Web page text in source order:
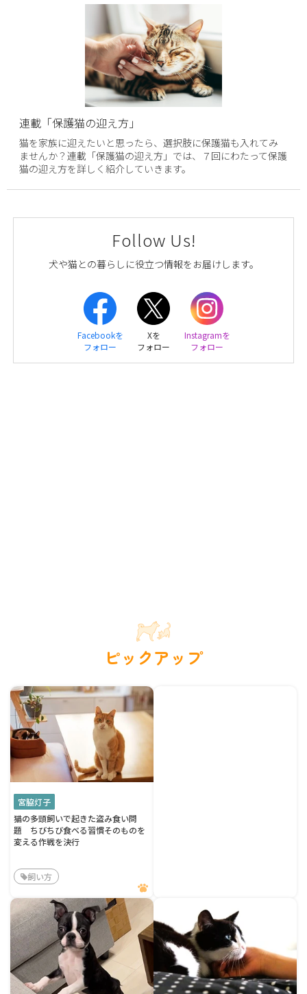
連載「保護猫の迎え方」
猫を家族に迎えたいと思ったら、選択肢に保護猫も入れてみ
ませんか？連載「保護猫の迎え方」では、７回にわたって保護
猫の迎え方を詳しく紹介していきます。
Follow Us!
犬や猫との暮らしに役立つ情報をお届けします。
Facebookを
フォロー
Xを
フォロー
Instagramを
フォロー
ピックアップ
宮脇灯子
猫の多頭飼いで起きた盗み食い問
題 ちびちび食べる習慣そのものを
変える作戦を決行
飼い方